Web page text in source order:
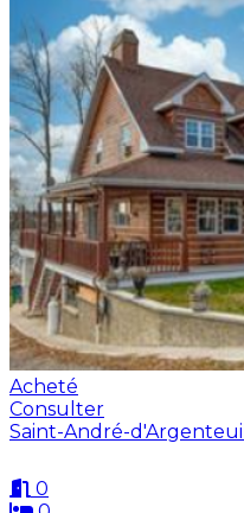
Acheté
Consulter
Saint-André-d'Argenteuil
0